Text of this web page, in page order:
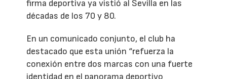
firma deportiva ya vistió al Sevilla en las
décadas de los 70 y 80.
En un comunicado conjunto, el club ha
destacado que esta unión “refuerza la
conexión entre dos marcas con una fuerte
identidad en el panorama deportivo